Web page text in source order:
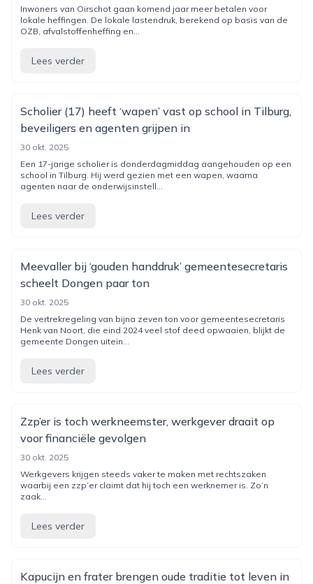
Inwoners van Oirschot gaan komend jaar meer betalen voor
lokale heffingen. De lokale lastendruk, berekend op basis van de
OZB, afvalstoffenheffing en...
Lees verder
Scholier (17) heeft ‘wapen’ vast op school in Tilburg,
beveiligers en agenten grijpen in
30 okt. 2025
Een 17-jarige scholier is donderdagmiddag aangehouden op een
school in Tilburg. Hij werd gezien met een wapen, waarna
agenten naar de onderwijsinstell...
Lees verder
Meevaller bij ‘gouden handdruk’ gemeentesecretaris
scheelt Dongen paar ton
30 okt. 2025
De vertrekregeling van bijna zeven ton voor gemeentesecretaris
Henk van Noort, die eind 2024 veel stof deed opwaaien, blijkt de
gemeente Dongen uitein...
Lees verder
Zzp’er is toch werkneemster, werkgever draait op
voor financiële gevolgen
30 okt. 2025
Werkgevers krijgen steeds vaker te maken met rechtszaken
waarbij een zzp’er claimt dat hij toch een werknemer is. Zo’n
zaak...
Lees verder
Kapucijn en frater brengen oude traditie tot leven in